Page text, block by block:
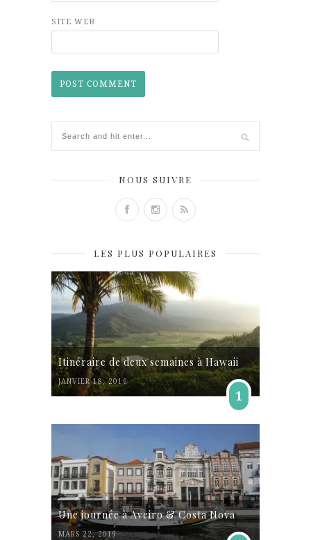
SITE WEB
NOUS SUIVRE
LES PLUS POPULAIRES
Itinéraire de deux semaines à Hawaii
JANVIER 18, 2016
1
Une journée à Aveiro & Costa Nova
MARS 22, 2019